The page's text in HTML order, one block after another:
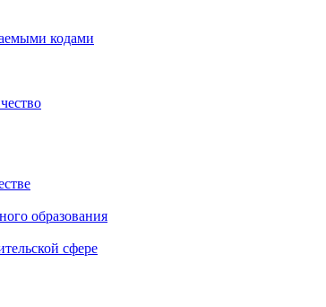
кодами
образования
сфере